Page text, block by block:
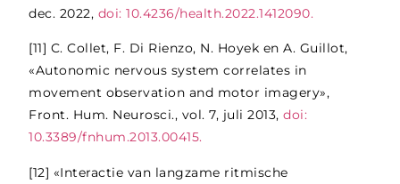
dec. 2022, doi: 10.4236/health.2022.1412090.
[11] C. Collet, F. Di Rienzo, N. Hoyek en A. Guillot,
«Autonomic nervous system correlates in
movement observation and motor imagery»,
Front. Hum. Neurosci., vol. 7, juli 2013,doi:
10.3389/fnhum.2013.00415.
[12] «Interactie van langzame ritmische